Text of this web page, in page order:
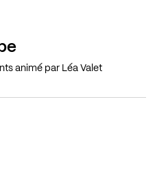
animé par Léa Valet